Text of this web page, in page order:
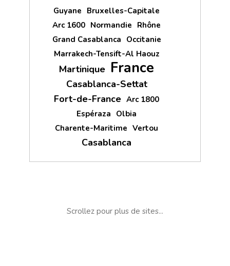
Guyane Bruxelles-Capitale
Arc 1600 Normandie Rhône
Grand Casablanca Occitanie
Marrakech-Tensift-Al Haouz
Martinique France
Casablanca-Settat
Fort-de-France Arc 1800
Espéraza Olbia
Charente-Maritime Vertou
Casablanca
Scrollez pour plus de sites...